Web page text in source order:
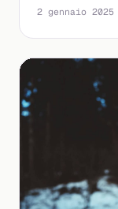
2 gennaio 2025